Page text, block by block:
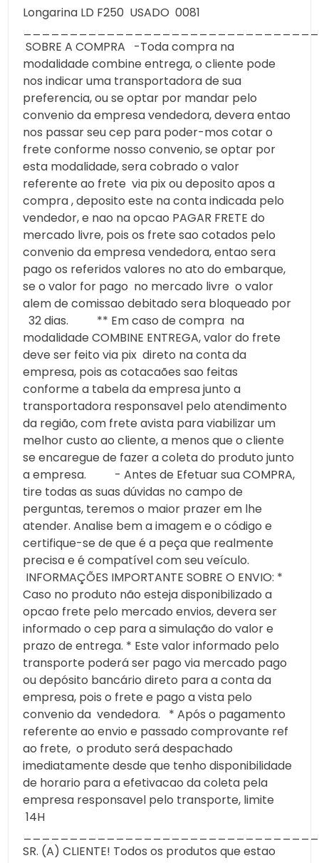
Longarina LD F250 USADO 0081
SOBRE A COMPRA -Toda compra na
modalidade combine entrega, o cliente pode
nos indicar uma transportadora de sua
preferencia, ou se optar por mandar pelo
convenio da empresa vendedora, devera entao
nos passar seu cep para poder-mos cotar o
frete conforme nosso convenio, se optar por
esta modalidade, sera cobrado o valor
referente ao frete via pix ou deposito apos a
compra , deposito este na conta indicada pelo
vendedor, e nao na opcao PAGAR FRETE do
mercado livre, pois os frete sao cotados pelo
convenio da empresa vendedora, entao sera
pago os referidos valores no ato do embarque,
se o valor for pago no mercado livre o valor
alem de comissao debitado sera bloqueado por
32 dias. ** Em caso de compra na
modalidade COMBINE ENTREGA, valor do frete
deve ser feito via pix direto na conta da
empresa, pois as cotacaões sao feitas
conforme a tabela da empresa junto a
transportadora responsavel pelo atendimento
da região, com frete avista para viabilizar um
melhor custo ao cliente, a menos que o cliente
se encaregue de fazer a coleta do produto junto
a empresa. - Antes de Efetuar sua COMPRA,
tire todas as suas dúvidas no campo de
perguntas, teremos o maior prazer em lhe
atender. Analise bem a imagem e o código e
certifique-se de que é a peça que realmente
precisa e é compatível com seu veículo.
INFORMAÇÕES IMPORTANTE SOBRE O ENVIO: *
Caso no produto não esteja disponibilizado a
opcao frete pelo mercado envios, devera ser
informado o cep para a simulação do valor e
prazo de entrega. * Este valor informado pelo
transporte poderá ser pago via mercado pago
ou depósito bancário direto para a conta da
empresa, pois o frete e pago a vista pelo
convenio da vendedora. * Após o pagamento
referente ao envio e passado comprovante ref
ao frete, o produto será despachado
imediatamente desde que tenho disponibilidade
de horario para a efetivacao da coleta pela
empresa responsavel pelo transporte, limite
14H
SR. (A) CLIENTE! Todos os produtos que estao